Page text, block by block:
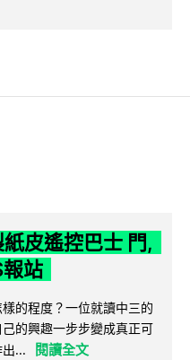
皮遙控巴士 門,
站
的程度？一位就讀中三的
的興趣一步步變成真正可
...
閱讀全文